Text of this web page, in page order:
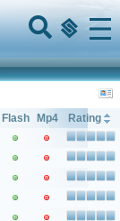
Menu
Flash Mp4
Rating